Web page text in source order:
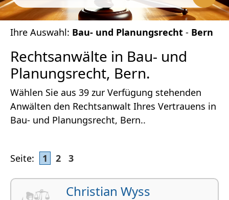
Ihre Auswahl: Bau- und Planungsrecht - Bern
Rechtsanwälte in Bau- und
Planungsrecht, Bern.
Wählen Sie aus 39 zur Verfügung stehenden
Anwälten den Rechtsanwalt Ihres Vertrauens in
Bau- und Planungsrecht, Bern..
Seite: 1 2 3
Christian Wyss